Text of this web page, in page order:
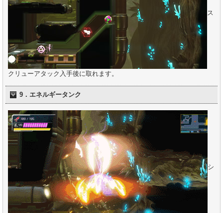
ス
クリューアタック入手後に取れます。
9．エネルギータンク
シ